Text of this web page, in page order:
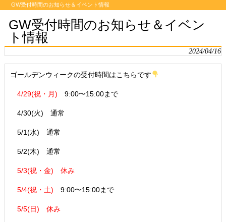
GW受付時間のお知らせ＆イベント情報
GW受付時間のお知らせ＆イベン
ト情報
2024/04/16
ゴールデンウィークの受付時間はこちらです
4/29(祝・月) 9:00〜15:00まで
4/30(火) 通常
5/1(水) 通常
5/2(木) 通常
5/3(祝・金) 休み
5/4(祝・土) 9:00〜15:00まで
5/5(日) 休み